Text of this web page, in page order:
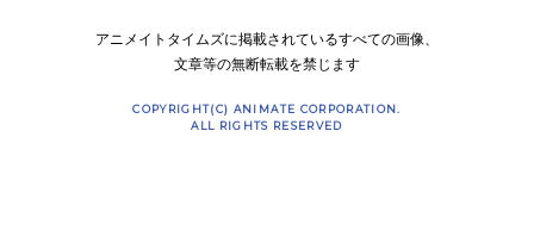
アニメイトタイムズに掲載されているすべての画像、
文章等の無断転載を禁じます
COPYRIGHT(C) ANIMATE CORPORATION.
ALL RIGHTS RESERVED